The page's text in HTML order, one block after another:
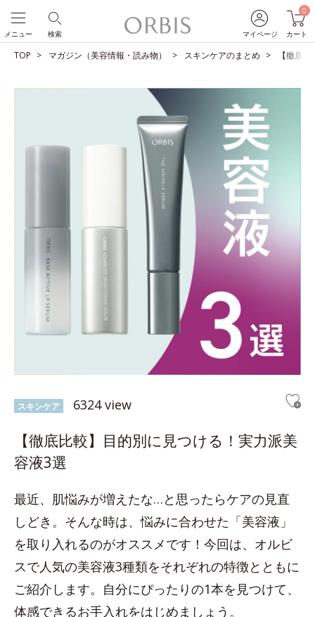
マイページ
0
カート
検索
メニュー
TOP マガジン（美容情報・読み物） スキンケアのまとめ 【徹底
スキンケア 6324 view
【徹底比較】目的別に見つける！実力派美
容液3選
最近、肌悩みが増えたな…と思ったらケアの見直
しどき。そんな時は、悩みに合わせた「美容液」
を取り入れるのがオススメです！今回は、オルビ
スで人気の美容液3種類をそれぞれの特徴とともに
ご紹介します。自分にぴったりの1本を見つけて、
体感できるお手入れをはじめましょう。